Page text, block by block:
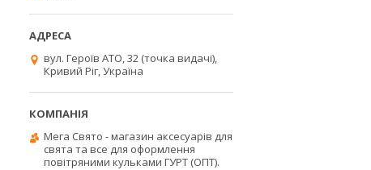
вул. Героїв АТО, 32 (точка видачі),
Кривий Ріг, Україна
Мега Свято - магазин аксесуарів для
свята та все для оформлення
повітряними кульками ГУРТ (ОПТ).